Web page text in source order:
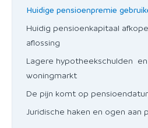
Huidige pensioenpremie
Huidig pensioenkapitaal
aflossing
Lagere hypotheekschulden
woningmarkt
De pijn komt op
Juridische haken en ogen aan